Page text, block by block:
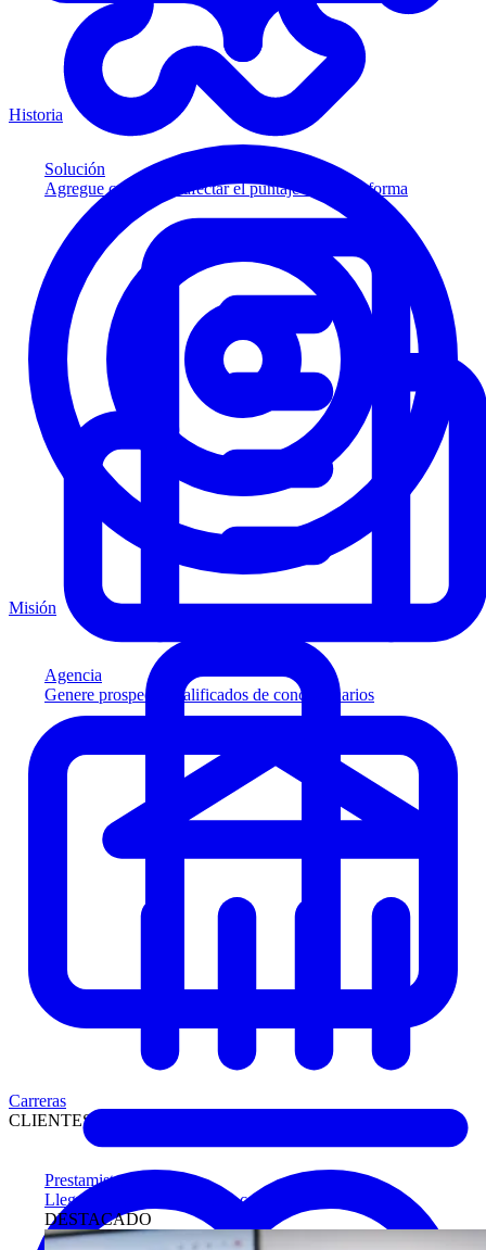
Solución
Agregue crédito sin afectar el puntaje a su plataforma
Agencia
Genere prospectos calificados de concesionarios
Prestamistas
Llegue antes a compradores calificados
DESTACADO
Historia
Misión
Carreras
CLIENTES